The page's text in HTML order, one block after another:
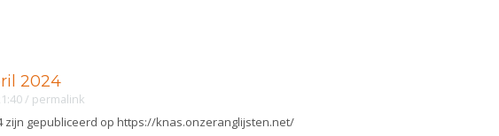
2024
/ permalink
zijn gepubliceerd op https://knas.onzeranglijsten.net/